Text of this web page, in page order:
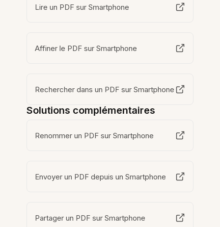
Lire un PDF sur Smartphone
Affiner le PDF sur Smartphone
Rechercher dans un PDF sur Smartphone
Solutions complémentaires
Renommer un PDF sur Smartphone
Envoyer un PDF depuis un Smartphone
Partager un PDF sur Smartphone